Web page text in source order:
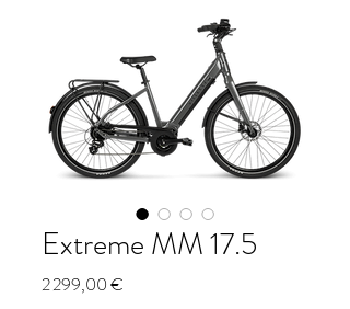
Extreme MM 17.5
2 299,00 €